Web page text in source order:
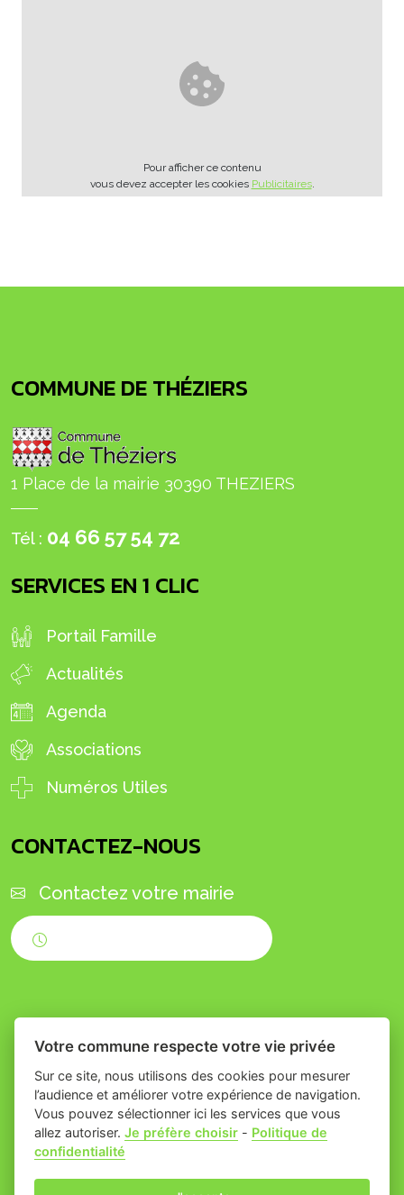
Pour afficher ce contenu
vous devez accepter les cookies Publicitaires.
COMMUNE DE THÉZIERS
1 Place de la mairie 30390 THEZIERS
Tél : 04 66 57 54 72
SERVICES EN 1 CLIC
Portail Famille
Actualités
Agenda
Associations
Numéros Utiles
CONTACTEZ-NOUS
Contactez votre mairie
Place du village la solution web
et appli des collectivités
- Commune
Mentions légales- Gestion des cookies
Votre commune respecte votre vie privée
Sur ce site, nous utilisons des cookies pour mesurer
l’audience et améliorer votre expérience de navigation.
Vous pouvez sélectionner ici les services que vous
allez autoriser.Je préfère choisir - Politique de
confidentialité